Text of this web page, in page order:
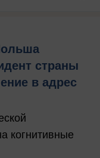
страны
в адрес
когнитивные